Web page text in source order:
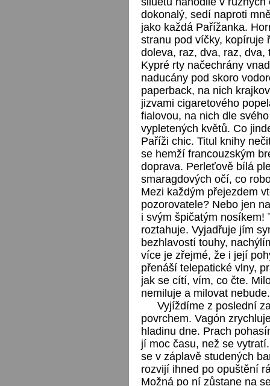
dokonalý, sedí naproti
jako každá Pařížanka.
stranu pod víčky, kopíruje
doleva, raz, dva, raz,
Kypré rty načechrány
naducány pod skoro
paperback, na nich
jizvami cigaretového
fialovou, na nich dle
vypletených květů. Co
Paříži chic. Titul knihy
se hemží francouzským
doprava. Perleťově bílá
smaragdových očí, co
Mezi každým přejezdem
pozorovatele? Nebo jen
i svým špičatým nosíkem!
roztahuje. Vyjadřuje jím
bezhlavostí touhy,
více je zřejmé, že i její
přenáší telepatické vlny,
jak se cítí, vím, co čte.
nemiluje a milovat nebude.
Vyjíždíme z poslední
povrchem. Vagón
hladinu dne. Prach
jí moc času, než se
se v záplavě studených
rozvijí ihned po opuštění
Možná po ní zůstane na